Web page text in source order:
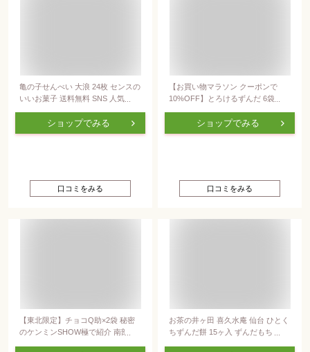
亀の子せんべい 大浪 24枚 センスの
いいお菓子 送料無料 SNS 人気 話
個包装 岩手 お土産 優勝手土産
ショップでみる
口コミをみる
【お買い物マラソン クーポンで
10%OFF】とろけるずんだ 6袋入
和菓子 お饅頭 お餅 詰め合わせ ご
褒美 誕生日 お祝い 贈答 御礼 内祝
ショップでみる
口コミをみる
【東北限定】チョコQ助×2袋 秘密
のケンミンSHOW極で紹介 南部煎
お茶の井ヶ田 喜久水庵 仙台 ひとく
ちずんだ餅 15ヶ入 ずんだもち 仙台